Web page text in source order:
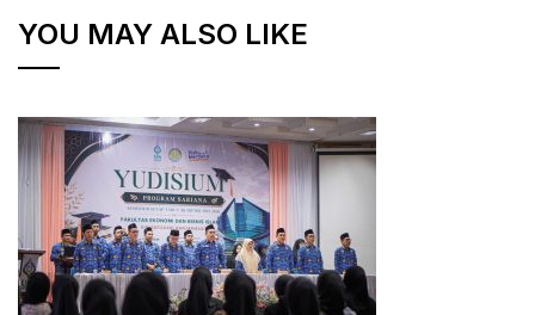
YOU MAY ALSO LIKE